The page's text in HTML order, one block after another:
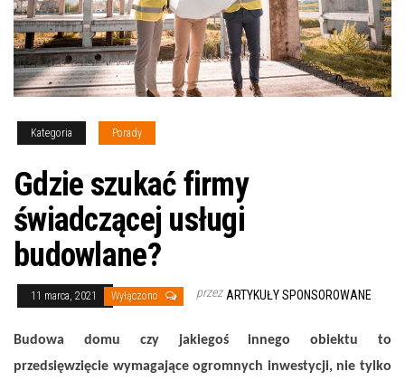
Kategoria Porady
Gdzie szukać firmy
świadczącej usługi
budowlane?
11 marca, 2021 Wyłączono przez ARTYKUŁY SPONSOROWANE
Budowa domu czy jakiegoś innego obiektu to
przedsięwzięcie wymagające ogromnych inwestycji, nie tylko